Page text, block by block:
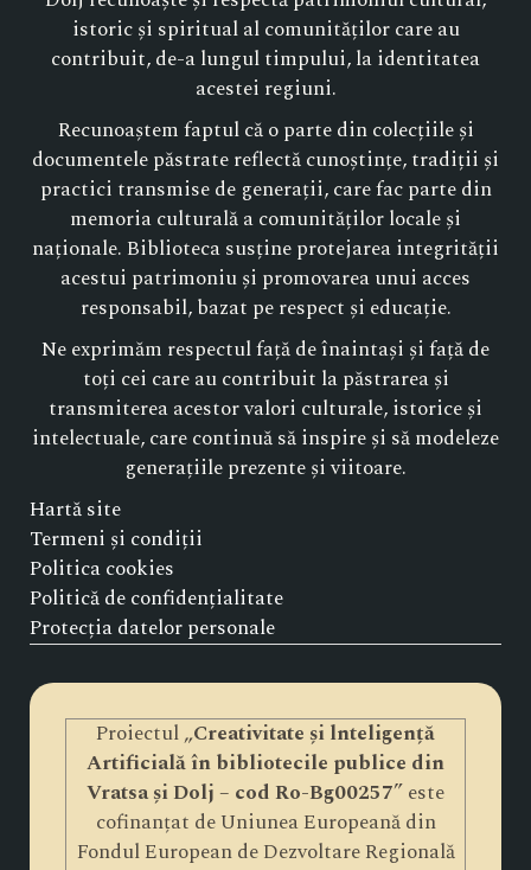
istoric și spiritual al comunităților care au
contribuit, de-a lungul timpului, la identitatea
acestei regiuni.
Recunoaștem faptul că o parte din colecțiile și
documentele păstrate reflectă cunoștințe, tradiții și
practici transmise de generații, care fac parte din
memoria culturală a comunităților locale și
naționale. Biblioteca susține protejarea integrității
acestui patrimoniu și promovarea unui acces
responsabil, bazat pe respect și educație.
Ne exprimăm respectul față de înaintași și față de
toți cei care au contribuit la păstrarea și
transmiterea acestor valori culturale, istorice și
intelectuale, care continuă să inspire și să modeleze
generațiile prezente și viitoare.
Hartă site
Termeni și condiții
Politica cookies
Politică de confidențialitate
Protecția datelor personale
Proiectul „Creativitate și lnteligență
Artificială în bibliotecile publice din
Vratsa și Dolj – cod Ro-Bg00257” este
cofinanțat de Uniunea Europeană din
Fondul European de Dezvoltare Regională